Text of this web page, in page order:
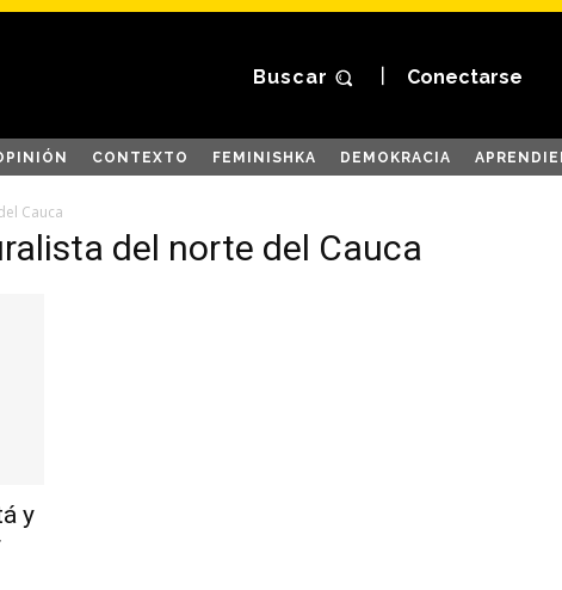
Buscar Conectarse
CONTEXTO FEMINISHKA DEMOKRACIA
Cauca
del norte del Cauca
y